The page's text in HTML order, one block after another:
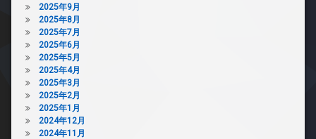
2025年9月
2025年8月
2025年7月
2025年6月
2025年5月
2025年4月
2025年3月
2025年2月
2025年1月
2024年12月
2024年11月